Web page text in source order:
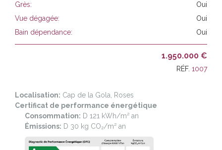
Grès:
Oui
Vue dégagée:
Oui
Bain dépendance:
Oui
1.950.000 €
RÉF. 1007
Localisation: Cap de la Gola, Roses
Certificat de performance énergétique
Consommation: D 121 kWh/m² an
Émissions: D 30 kg CO₂/m² an